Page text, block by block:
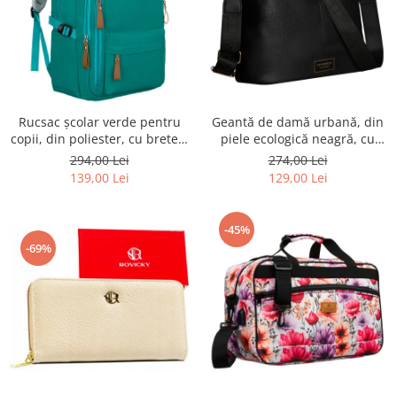
Rucsac școlar verde pentru
copii, din poliester, cu bretele
reglabile - Peterson PTR-PTN
BHX-01-9259 Gree
294,00 Lei
139,00 Lei
Geantă de damă urbană, din
piele ecologică neagră, cu
curea reglabilă - Peterson
PTR-PTN JK6-06-6642
274,00 Lei
129,00 Lei
-69%
-45%